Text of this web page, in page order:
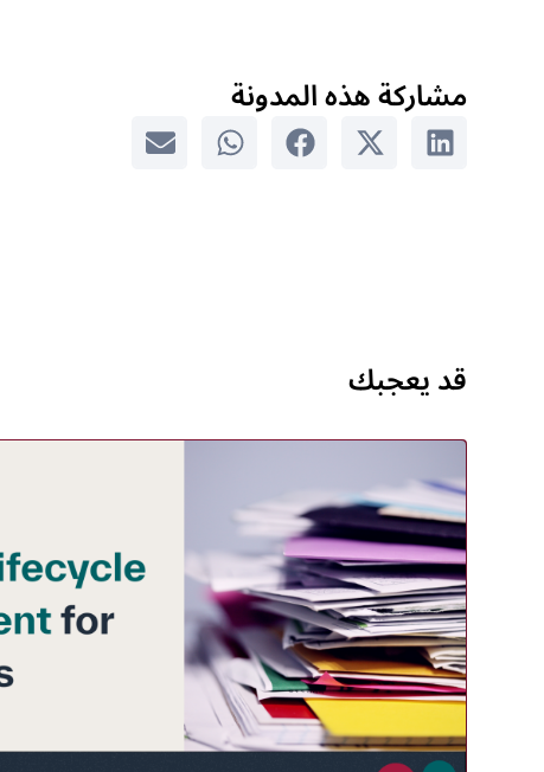
مشاركة هذه المدونة
قد يعجبك